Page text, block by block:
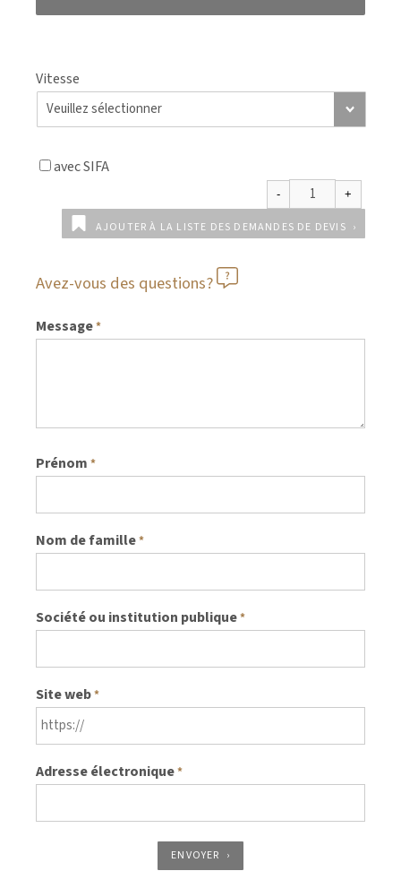
Vitesse
avec SIFA
AJOUTER À LA LISTE DES DEMANDES DE DEVIS
Avez-vous des questions?
Message*
Prénom *
Nom de famille*
Société ou institution publique*
Site web*
Adresse électronique*
ENVOYER